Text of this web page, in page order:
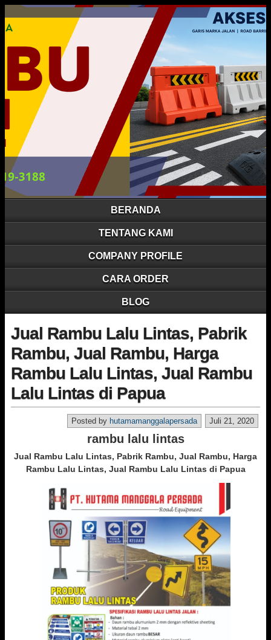
BERANDA
TENTANG KAMI
COMPANY PROFILE
CARA ORDER
BLOG
Jual Rambu Lalu Lintas, Pabrik
Rambu, Jual Rambu, Harga
Rambu Lalu Lintas, Jual Rambu
Lalu Lintas di Papua
Juli 21, 2020
Posted by hutamamanggalapersada
rambu lalu lintas
Jual Rambu Lalu Lintas, Pabrik Rambu, Jual Rambu, Harga
Rambu Lalu Lintas, Jual Rambu Lalu Lintas di Papua